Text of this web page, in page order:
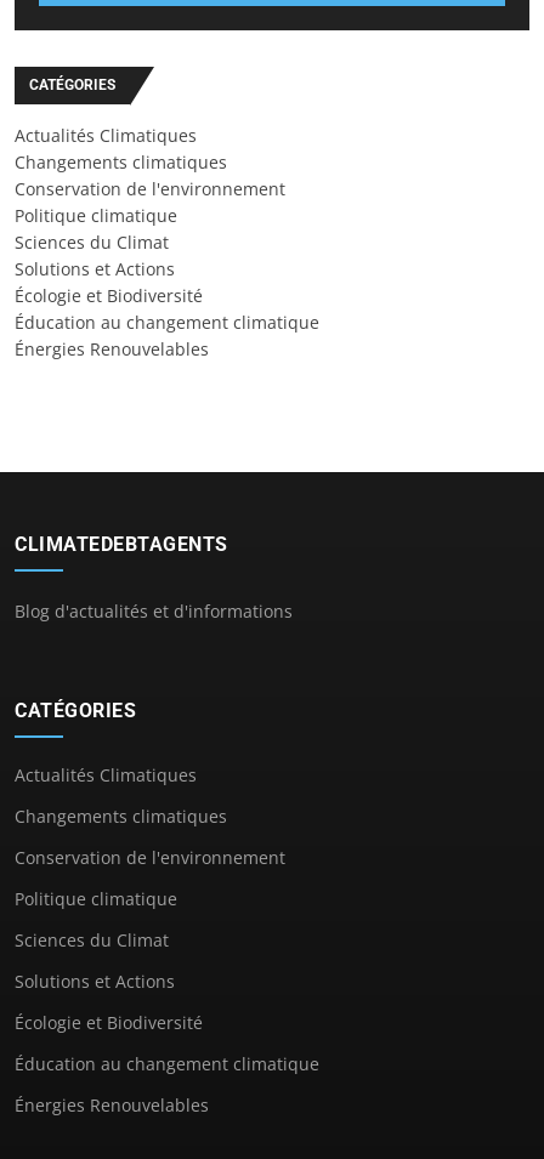
CATÉGORIES
Actualités Climatiques
Changements climatiques
Conservation de l'environnement
Politique climatique
Sciences du Climat
Solutions et Actions
Écologie et Biodiversité
Éducation au changement climatique
Énergies Renouvelables
CLIMATEDEBTAGENTS
Blog d'actualités et d'informations
CATÉGORIES
Actualités Climatiques
Changements climatiques
Conservation de l'environnement
Politique climatique
Sciences du Climat
Solutions et Actions
Écologie et Biodiversité
Éducation au changement climatique
Énergies Renouvelables